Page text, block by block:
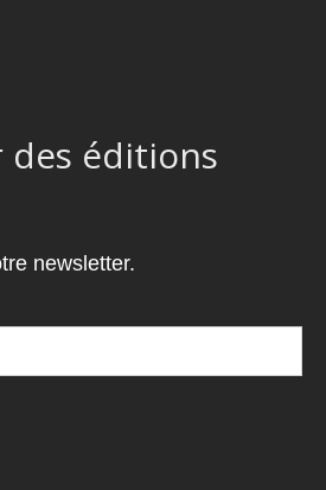
éditions
newsletter.